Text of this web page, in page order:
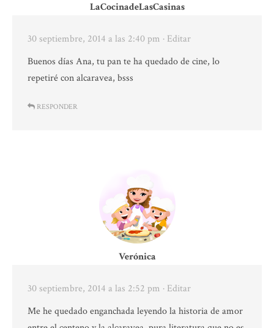
LaCocinadeLasCasinas
30 septiembre, 2014 a las 2:40 pm · Editar
Buenos días Ana, tu pan te ha quedado de cine, lo
repetiré con alcaravea, bsss
RESPONDER
Verónica
30 septiembre, 2014 a las 2:52 pm · Editar
Me he quedado enganchada leyendo la historia de amor